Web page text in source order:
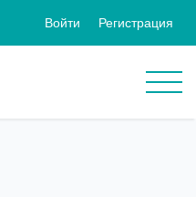
Войти Регистрация